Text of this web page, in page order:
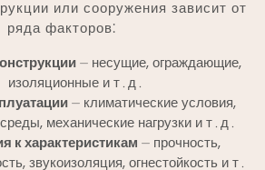
или сооружения зависит от
ряда факторов⁚
⏤ несущие, ограждающие,
изоляционные и т․д․
⏤ климатические условия,
механические нагрузки и т․д․
к характеристикам ⏤ прочность,
звукоизоляция, огнестойкость и т․